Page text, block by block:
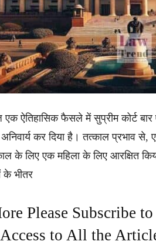
ऐतिहासिक फैसले में सुप्रीम कोर्ट बार
कर दिया है। तत्काल प्रभाव से,
के लिए एक महिला के लिए आरक्षित
के भीतर
Please Subscribe to
to All the